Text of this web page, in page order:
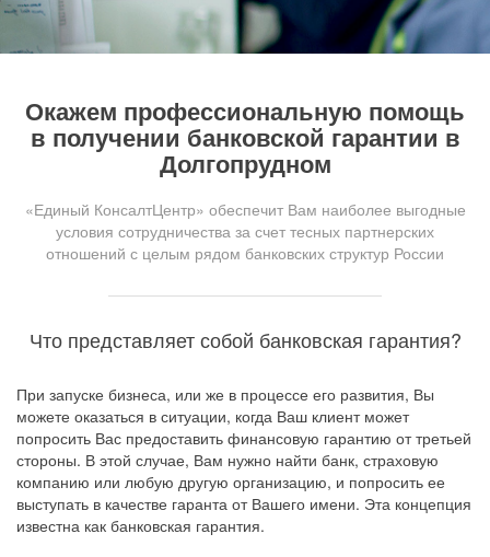
Окажем профессиональную помощь
в получении банковской гарантии в
Долгопрудном
«Единый КонсалтЦентр» обеспечит Вам наиболее выгодные
условия сотрудничества за счет тесных партнерских
отношений с целым рядом банковских структур России
Что представляет собой банковская гарантия?
При запуске бизнеса, или же в процессе его развития, Вы
можете оказаться в ситуации, когда Ваш клиент может
попросить Вас предоставить финансовую гарантию от третьей
стороны. В этой случае, Вам нужно найти банк, страховую
компанию или любую другую организацию, и попросить ее
выступать в качестве гаранта от Вашего имени. Эта концепция
известна как банковская гарантия.